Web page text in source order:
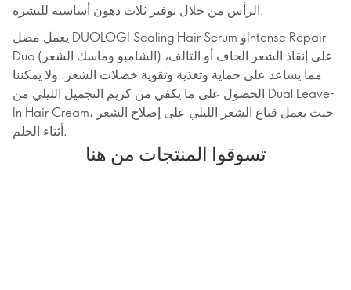
الرأس من خلال توفير ثلاث دهون أساسية للبشرة.
يعمل مصل DUOLOGI Sealing Hair Serum وIntense Repair
Duo (الشامبو وماسك الشعر) على إنقاذ الشعر الجاف أو التالف،
مما يساعد على حماية وتغذية وتقوية خصلات الشعر. ولا يمكننا
الحصول على ما يكفي من كريم التجميل الليلي من Dual Leave-
In Hair Cream، حيث يعمل قناع الشعر الليلي على إصلاح الشعر
أثناء الحلم.
تسوقوا المنتجات من هنا